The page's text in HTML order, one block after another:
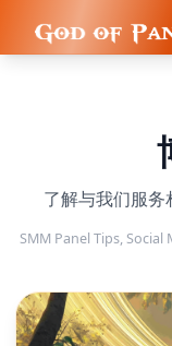
了解与我们服务
SMM Panel Tips,